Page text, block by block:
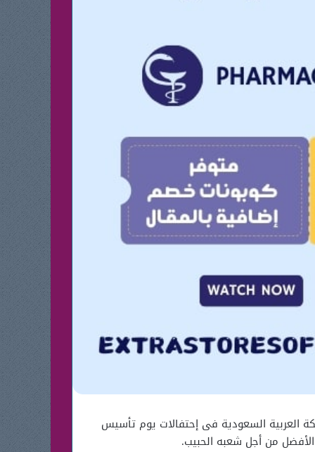
من أشهر الصيدليات حول المملكة العربية السعودية فى إحتفالات يوم تأسيس